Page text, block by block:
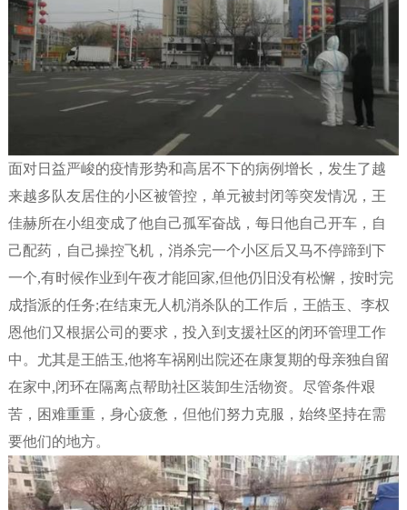
面对日益严峻的疫情形势和高居不下的病例增长，发生了越
来越多队友居住的小区被管控，单元被封闭等突发情况，王
佳赫所在小组变成了他自己孤军奋战，每日他自己开车，自
己配药，自己操控飞机，消杀完一个小区后又马不停蹄到下
一个,有时候作业到午夜才能回家,但他仍旧没有松懈，按时完
成指派的任务;在结束无人机消杀队的工作后，王皓玉、李权
恩他们又根据公司的要求，投入到支援社区的闭环管理工作
中。尤其是王皓玉,他将车祸刚出院还在康复期的母亲独自留
在家中,闭环在隔离点帮助社区装卸生活物资。尽管条件艰
苦，困难重重，身心疲惫，但他们努力克服，始终坚持在需
要他们的地方。